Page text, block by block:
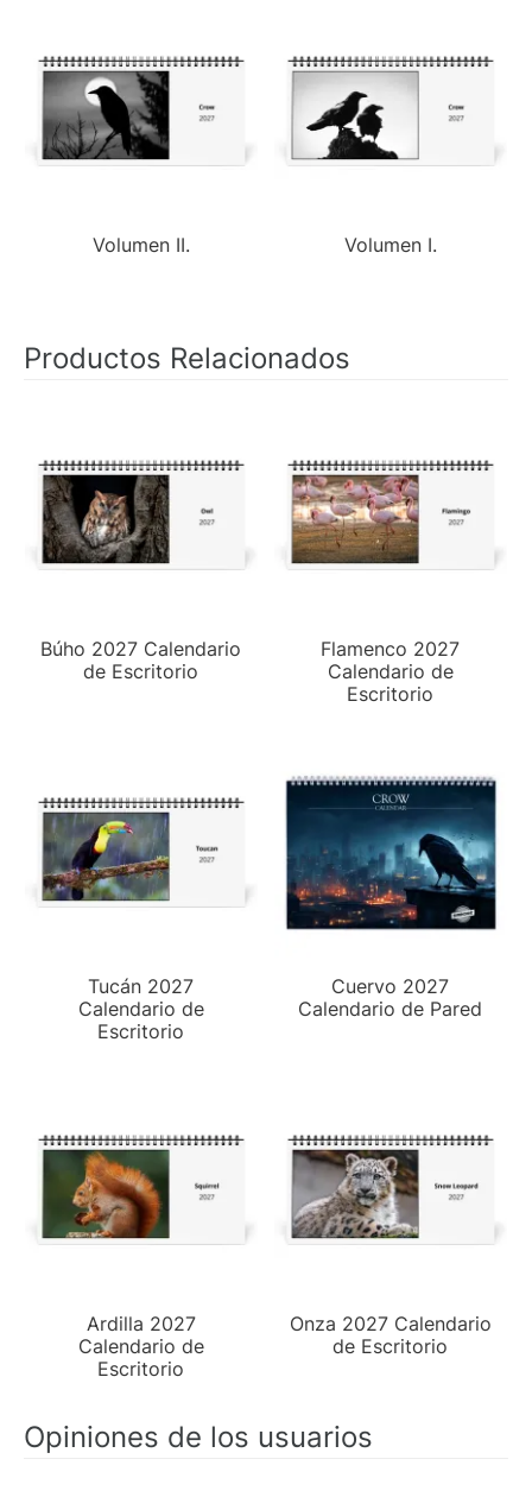
Volumen II. Volumen I.
Productos Relacionados
Búho 2027 Calendario
de Escritorio
Flamenco 2027
Calendario de
Escritorio
Tucán 2027
Calendario de
Escritorio
Cuervo 2027
Calendario de Pared
Ardilla 2027
Calendario de
Escritorio
Onza 2027 Calendario
de Escritorio
Opiniones de los usuarios